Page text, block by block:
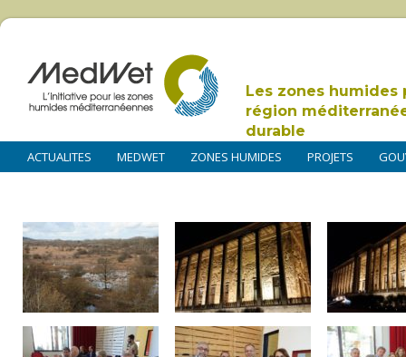
Les zones humides
région
durable
ACTUALITES MEDWET ZONES HUMIDES PROJETS